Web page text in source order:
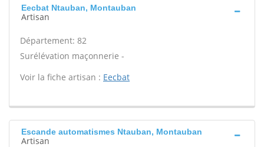
Eecbat Ntauban, Montauban
Artisan
Département: 82
Surélévation maçonnerie -
Voir la fiche artisan : Eecbat
Escande automatismes Ntauban, Montauban
Artisan